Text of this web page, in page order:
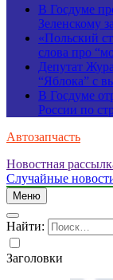
В Госдуме
Зеленскому
«Польский
слова про
Депутат
“Яблока” с
В Госдуме
России по
Автозапчасть
Новостная
Случайные
Меню
Найти:
Заголовки